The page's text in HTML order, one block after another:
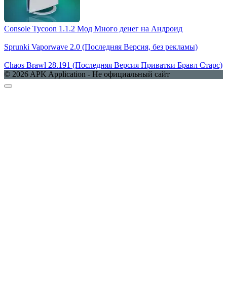
Console Tycoon 1.1.2 Мод Много денег на Андроид
Sprunki Vaporwave 2.0 (Последняя Версия, без рекламы)
Chaos Brawl 28.191 (Последняя Версия Приватки Бравл Старс)
© 2026 APK Application - Не официальный сайт